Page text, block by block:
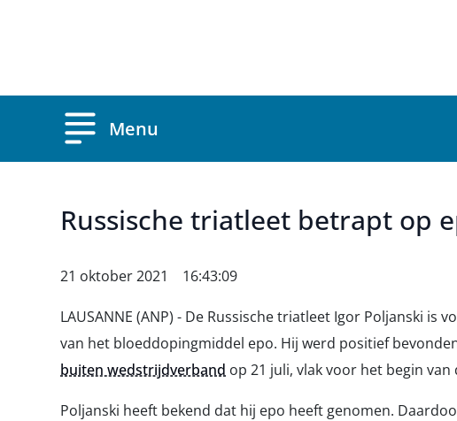
Menu
Russische triatleet betrapt op
21 oktober 2021 16:43:09
LAUSANNE (ANP) - De Russische triatleet Igor Poljanski is
van het bloeddopingmiddel epo. Hij werd positief
buiten wedstrijdverband op 21 juli, vlak voor het begin
Poljanski heeft bekend dat hij epo heeft genomen.